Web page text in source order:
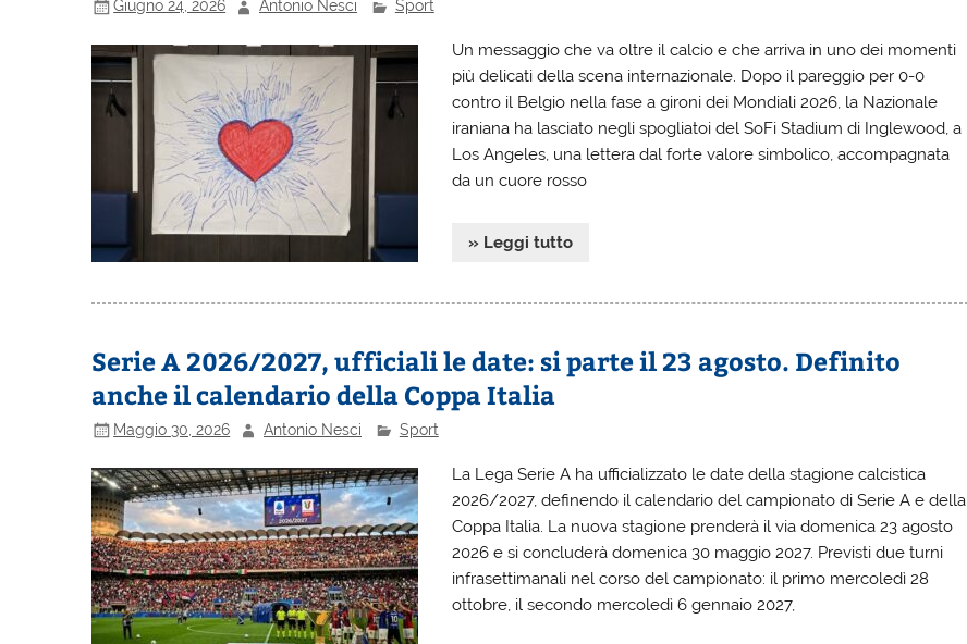
Giugno 24, 2026 Antonio Nesci Sport
Un messaggio che va oltre il calcio e che arriva in uno dei momenti
più delicati della scena internazionale. Dopo il pareggio per 0-0
contro il Belgio nella fase a gironi dei Mondiali 2026, la Nazionale
iraniana ha lasciato negli spogliatoi del SoFi Stadium di Inglewood, a
Los Angeles, una lettera dal forte valore simbolico, accompagnata
da un cuore rosso
» Leggi tutto
Serie A 2026/2027, ufficiali le date: si parte il 23 agosto. Definito
anche il calendario della Coppa Italia
Maggio 30, 2026 Antonio Nesci Sport
La Lega Serie A ha ufficializzato le date della stagione calcistica
2026/2027, definendo il calendario del campionato di Serie A e della
Coppa Italia. La nuova stagione prenderà il via domenica 23 agosto
2026 e si concluderà domenica 30 maggio 2027. Previsti due turni
infrasettimanali nel corso del campionato: il primo mercoledì 28
ottobre, il secondo mercoledì 6 gennaio 2027,